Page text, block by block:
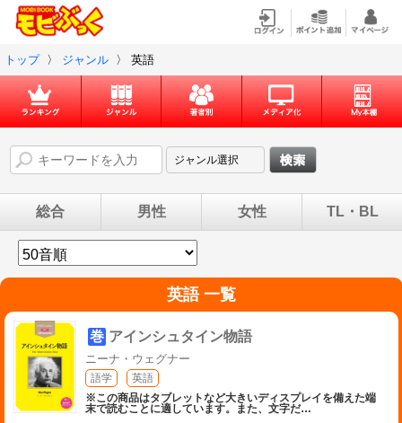
トップ 〉 ジャンル 〉 英語
総合 男性 女性 TL・BL
英語 一覧
巻 アインシュタイン物語
ニーナ・ウェグナー
語学
英語
※この商品はタブレットなど大きいディスプレイを備えた端
末で読むことに適しています。また、文字だ…